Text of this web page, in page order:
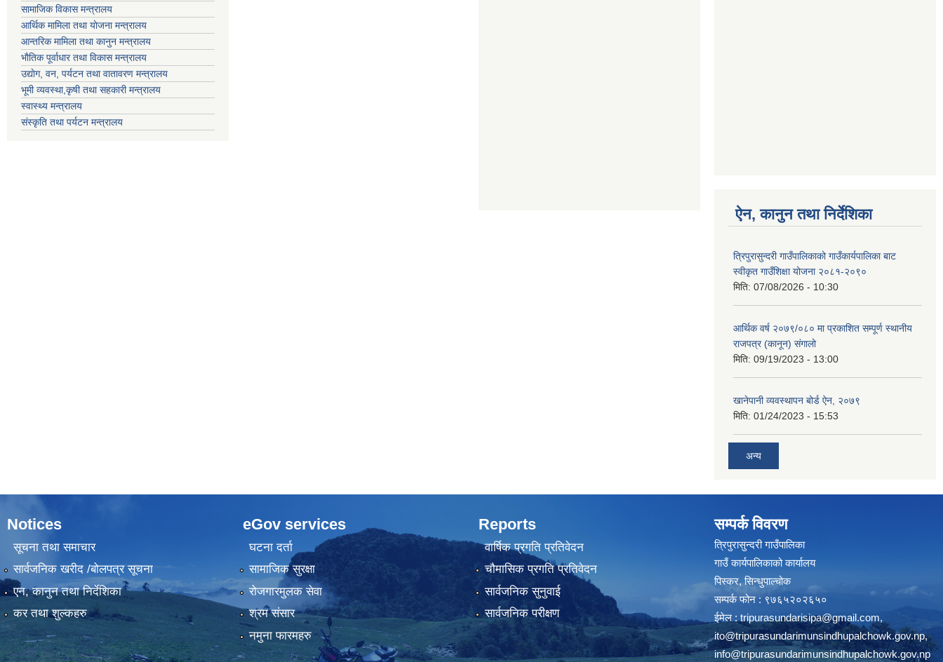
सामाजिक विकास मन्त्रालय
आर्थिक मामिला तथा याेजना मन्त्रालय
आन्तरिक मामिला तथा कानुन मन्त्रालय
भाैतिक पूर्वाधार तथा विकास मन्त्रालय
उद्याेग, वन, पर्यटन तथा वातावरण मन्त्रालय
भूमी व्यवस्था,कृषी तथा सहकारी मन्त्रालय
स्वास्थ्य मन्त्रालय
संस्कृति तथा पर्यटन मन्त्रालय
ऐन, कानुन तथा निर्देशिका
त्रिपुरासुन्दरी गाउँपालिकाको गाउँकार्यपालिका बाट
स्वीकृत गाउँशिक्षा योजना २०८१-२०९०
मिति: 07/08/2026 - 10:30
आर्थिक वर्ष २०७९/०८० मा प्रकाशित सम्पूर्ण स्थानीय
राजपत्र (कानून) संगालो
मिति: 09/19/2023 - 13:00
खानेपानी व्यवस्थापन बोर्ड ऐन, २०७९
मिति: 01/24/2023 - 15:53
अन्य
Notices
सूचना तथा समाचार
सार्वजनिक खरीद /बोलपत्र सूचना
एन, कानुन तथा निर्देशिका
कर तथा शुल्कहरु
eGov services
घटना दर्ता
सामाजिक सुरक्षा
रोजगारमुलक सेवा
श्रम संसार
नमुना फारमहरु
Reports
वार्षिक प्रगति प्रतिवेदन
चौमासिक प्रगति प्रतिवेदन
सार्वजनिक सुनुवाई
सार्वजनिक परीक्षण
सम्पर्क विवरण
त्रिपुरासुन्दरी गाउँपालिका
गाउँ कार्यपालिकाको कार्यालय
पिस्कर, सिन्धुपाल्चोक
सम्पर्क फोन : ९७६५२०२६५०
ईमेल : tripurasundarisipa@gmail.com,
ito@tripurasundarimunsindhupalchowk.gov.np,
info@tripurasundarimunsindhupalchowk.gov.np